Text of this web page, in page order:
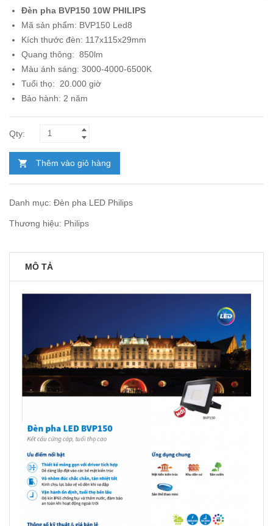
là:
387.000₫.
tại
là:
224.000₫.
Đèn pha BVP150 10W PHILIPS
Mã sản phẩm: BVP150 Led8
Kích thước đèn: 117x115x29mm
Quang thông: 850lm
Màu ánh sáng: 3000-4000-6500K
Tuổi thọ: 20.000 giờ
Bảo hành: 2 năm
Thêm vào giỏ hàng
Danh mục: Đèn pha LED Philips
Thương hiệu: Philips
MÔ TẢ